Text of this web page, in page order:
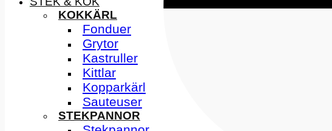
KOKKÄRL
Fonduer
Grytor
Kastruller
Kittlar
Kopparkärl
Sauteuser
STEKPANNOR